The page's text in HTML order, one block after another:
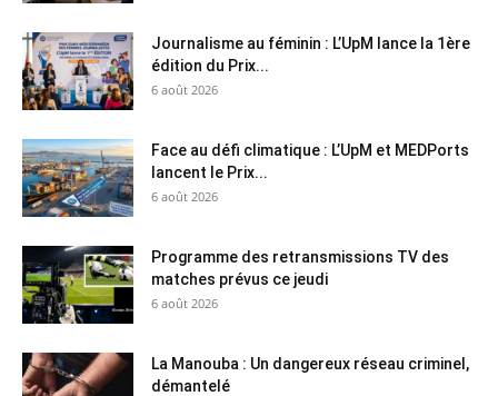
Journalisme au féminin : L’UpM lance la 1ère
édition du Prix...
6 août 2026
Face au défi climatique : L’UpM et MEDPorts
lancent le Prix...
6 août 2026
Programme des retransmissions TV des
matches prévus ce jeudi
6 août 2026
La Manouba : Un dangereux réseau criminel,
démantelé